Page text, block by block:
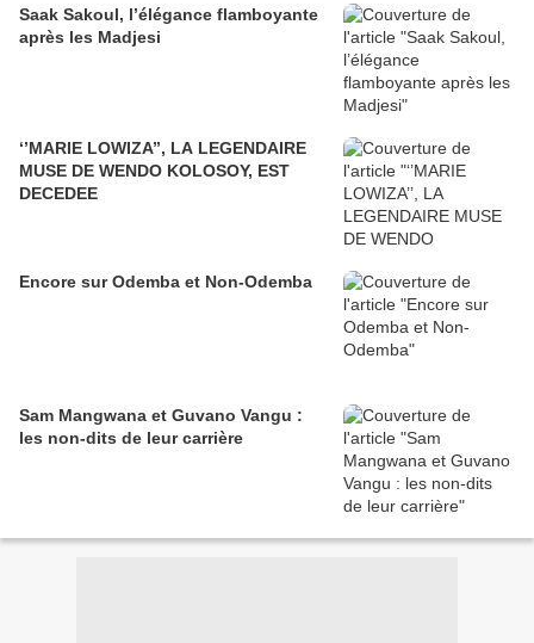
Saak Sakoul, l’élégance flamboyante
après les Madjesi
‘’MARIE LOWIZA’’, LA LEGENDAIRE
MUSE DE WENDO KOLOSOY, EST
DECEDEE
Encore sur Odemba et Non-Odemba
Sam Mangwana et Guvano Vangu :
les non-dits de leur carrière